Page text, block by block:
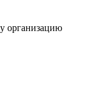
организацию